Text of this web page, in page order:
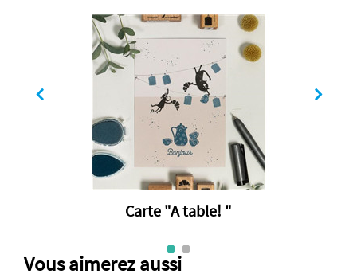
Carte "A table! "
Vous aimerez aussi